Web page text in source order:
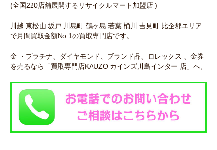
(全国220店舗展開するリサイクルマート加盟店 )
川越 東松山 坂戸 川島町 鶴ヶ島 若葉 桶川 吉見町 比企郡エリア
で月間買取金額No.1の買取専門店です。
金 ・プラチナ、ダイヤモンド、ブランド品、ロレックス 、金券
を売るなら「買取専門店KAUZO カインズ川島インター 店」へ。